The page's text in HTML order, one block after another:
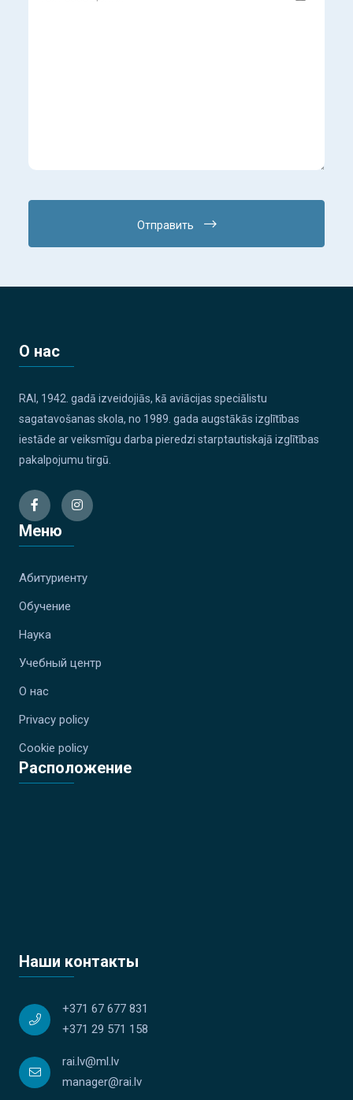
Отправить
О нас
RAI, 1942. gadā izveidojiās, kā aviācijas speciālistu
sagatavošanas skola, no 1989. gada augstākās izglītības
iestāde ar veiksmīgu darba pieredzi starptautiskajā izglītības
pakalpojumu tirgū.
Меню
Абитуриенту
Обучение
Наука
Учебный центр
О нас
Privacy policy
Cookie policy
Расположение
Наши контакты
+371 67 677 831
+371 29 571 158
rai.lv@ml.lv
manager@rai.lv